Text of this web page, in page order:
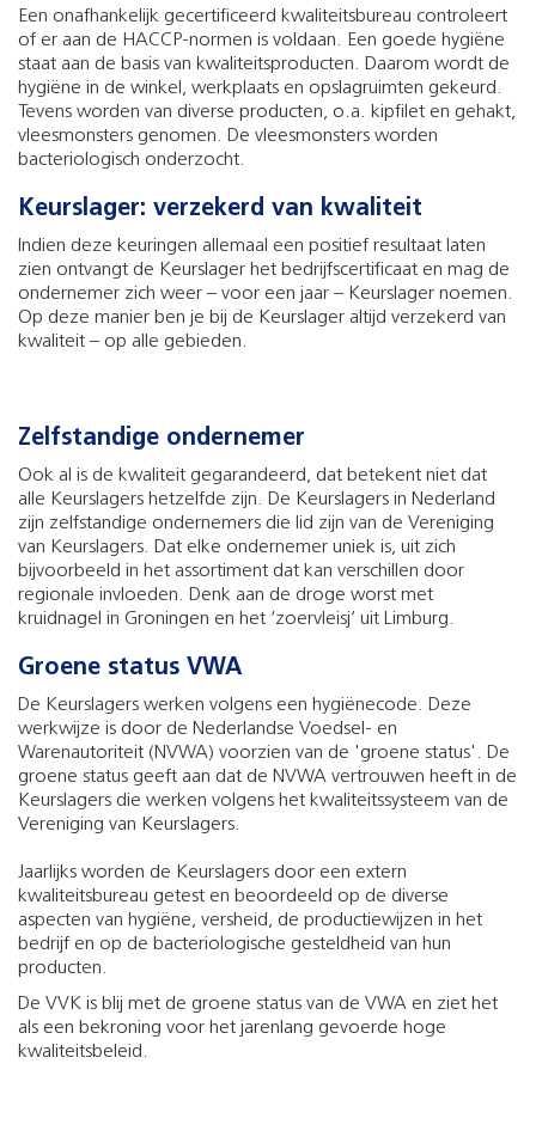
Een onafhankelijk gecertificeerd kwaliteitsbureau controleert
of er aan de HACCP-normen is voldaan. Een goede hygiëne
staat aan de basis van kwaliteitsproducten. Daarom wordt de
hygiëne in de winkel, werkplaats en opslagruimten gekeurd.
Tevens worden van diverse producten, o.a. kipfilet en gehakt,
vleesmonsters genomen. De vleesmonsters worden
bacteriologisch onderzocht.
Keurslager: verzekerd van kwaliteit
Indien deze keuringen allemaal een positief resultaat laten
zien ontvangt de Keurslager het bedrijfscertificaat en mag de
ondernemer zich weer – voor een jaar – Keurslager noemen.
Op deze manier ben je bij de Keurslager altijd verzekerd van
kwaliteit – op alle gebieden.
Zelfstandige ondernemer
Ook al is de kwaliteit gegarandeerd, dat betekent niet dat
alle Keurslagers hetzelfde zijn. De Keurslagers in Nederland
zijn zelfstandige ondernemers die lid zijn van de Vereniging
van Keurslagers. Dat elke ondernemer uniek is, uit zich
bijvoorbeeld in het assortiment dat kan verschillen door
regionale invloeden. Denk aan de droge worst met
kruidnagel in Groningen en het ‘zoervleisj’ uit Limburg.
Groene status VWA
De Keurslagers werken volgens een hygiënecode. Deze
werkwijze is door de Nederlandse Voedsel- en
Warenautoriteit (NVWA) voorzien van de 'groene status'. De
groene status geeft aan dat de NVWA vertrouwen heeft in de
Keurslagers die werken volgens het kwaliteitssysteem van de
Vereniging van Keurslagers.
Jaarlijks worden de Keurslagers door een extern
kwaliteitsbureau getest en beoordeeld op de diverse
aspecten van hygiëne, versheid, de productiewijzen in het
bedrijf en op de bacteriologische gesteldheid van hun
producten.
De VVK is blij met de groene status van de VWA en ziet het
als een bekroning voor het jarenlang gevoerde hoge
kwaliteitsbeleid.